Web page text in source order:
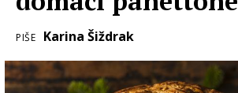
PIŠE Karina Šiždrak